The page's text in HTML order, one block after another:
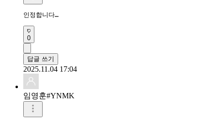
인정합니다…
0
답글 쓰기
2025.11.04 17:04
임영훈#YNMK